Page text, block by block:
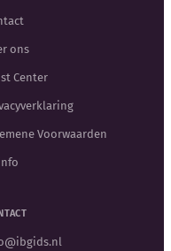
ons
Center
Voorwaarden